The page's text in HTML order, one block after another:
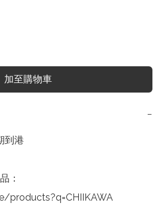
加至購物車
−
到港
：
products?q=CHIIKAWA